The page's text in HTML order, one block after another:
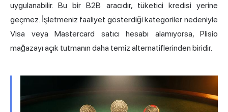
uygulanabilir. Bu bir B2B aracıdır, tüketici kredisi yerine
geçmez. İşletmeniz faaliyet gösterdiği kategoriler nedeniyle
Visa veya Mastercard satıcı hesabı alamıyorsa, Plisio
mağazayı açık tutmanın daha temiz alternatiflerinden biridir.